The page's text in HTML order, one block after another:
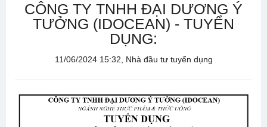
CÔNG TY TNHH ĐẠI DƯƠNG Ý
TƯỞNG (IDOCEAN) - TUYỂN
DỤNG:
11/06/2024 15:32, Nhà đầu tư tuyển dụng